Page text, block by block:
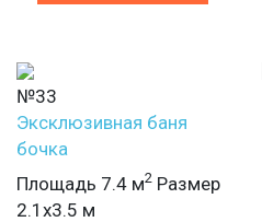
№33
Эксклюзивная баня
бочка
Площадь 7.4 м2 Размер
2.1х3.5 м